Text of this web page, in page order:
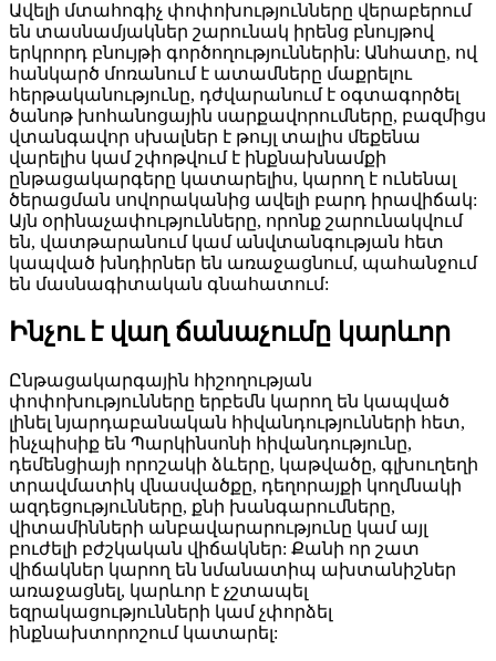
Ավելի մտահոգիչ փոփոխությունները վերաբերում
են տասնամյակներ շարունակ իրենց բնույթով
երկրորդ բնույթի գործողություններին: Անհատը, ով
հանկարծ մոռանում է ատամները մաքրելու
հերթականությունը, դժվարանում է օգտագործել
ծանոթ խոհանոցային սարքավորումները, բազմիցս
վտանգավոր սխալներ է թույլ տալիս մեքենա
վարելիս կամ շփոթվում է ինքնախնամքի
ընթացակարգերը կատարելիս, կարող է ունենալ
ծերացման սովորականից ավելի բարդ իրավիճակ:
Այն օրինաչափությունները, որոնք շարունակվում
են, վատթարանում կամ անվտանգության հետ
կապված խնդիրներ են առաջացնում, պահանջում
են մասնագիտական ​​​​գնահատում:
Ինչու է վաղ ճանաչումը կարևոր
Ընթացակարգային հիշողության
փոփոխությունները երբեմն կարող են կապված
լինել նյարդաբանական հիվանդությունների հետ,
ինչպիսիք են Պարկինսոնի հիվանդությունը,
դեմենցիայի որոշակի ձևերը, կաթվածը, գլխուղեղի
տրավմատիկ վնասվածքը, դեղորայքի կողմնակի
ազդեցությունները, քնի խանգարումները,
վիտամինների անբավարարությունը կամ այլ
բուժելի բժշկական վիճակներ: Քանի որ շատ
վիճակներ կարող են նմանատիպ ախտանիշներ
առաջացնել, կարևոր է չշտապել
եզրակացությունների կամ չփորձել
ինքնախտորոշում կատարել: